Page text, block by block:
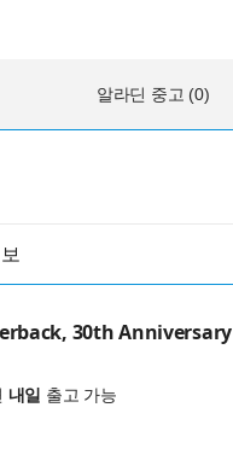
알라딘 중고 (0)
30th Anniversary
내일 출고 가능